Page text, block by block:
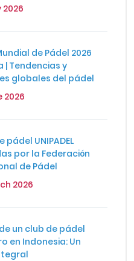
2026
de Pádel 2026
| Tendencias y
globales del pádel
2026
pádel UNIPADEL
por la Federación
de Pádel
2026
un club de pádel
en Indonesia: Un